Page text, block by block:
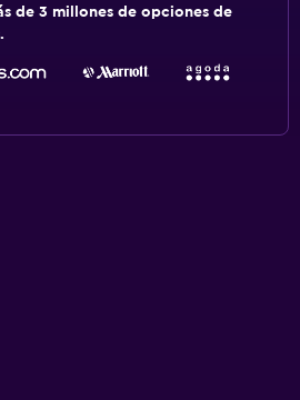
de 3 millones de opciones de